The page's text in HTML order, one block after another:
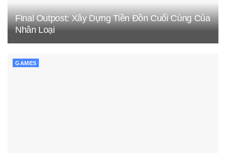
Final Outpost: Xây Dựng Tiền Đồn Cuối Cùng Của
Nhân Loại
GAMES